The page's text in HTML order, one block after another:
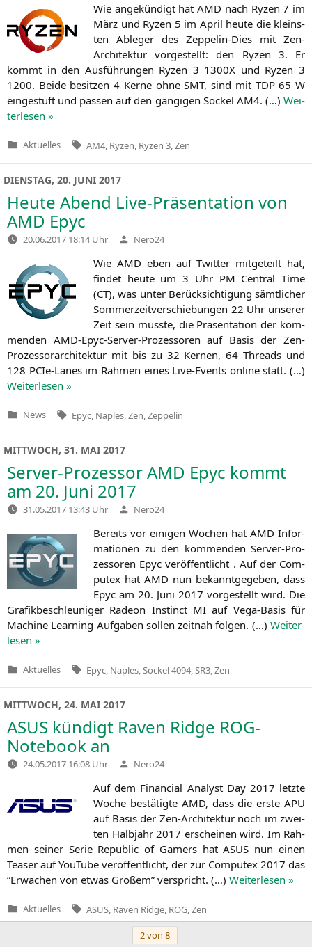
Wie ange­kün­digt hatAMD nach Ryzen 7 im
März und Ryzen 5 im April heu­te die kleins­
ten Able­ger des Zep­pe­lin-Dies mit Zen-
Archi­tek­tur vor­ge­stellt: den Ryzen 3. Er
kommt in den Aus­füh­run­gen Ryzen 3 1300X und Ryzen 3
1200. Bei­de besit­zen 4 Ker­ne ohneSMT, sind mit TDP65 W
ein­ge­stuft und pas­sen auf den gän­gi­gen Sockel AM4. (…)Wei­
ter­le­sen »
Veröffentlicht
Aktuelles Tags:
AM4 Ryzen Ryzen 3 Zen
DIENSTAG, 20. JUNI 2017
Heute Abend Live-Präsentation von
AMD Epyc
20.06.2017 18:14 Uhr Verfasst
von
Nero24
Wie AMD eben auf Twit­ter mit­ge­teilt hat,
fin­det heu­te um 3 Uhr PM Cen­tral Time
(CT), was unter Berück­sich­ti­gung sämt­li­cher
Som­mer­zeit­ver­schie­bun­gen 22 Uhr unse­rer
Zeit sein müss­te, die Prä­sen­ta­ti­on der kom­
men­den AMD-Epyc-Ser­ver-Pro­zes­so­ren auf Basis der Zen-
Pro­zes­sor­ar­chi­tek­tur mit bis zu 32 Ker­nen, 64 Threads und
128 PCIe-Lanes im Rah­men eines Live-Events online statt. (…)
Wei­ter­le­sen »
Veröffentlicht
News Tags:
Epyc Naples Zen Zeppelin
MITTWOCH, 31. MAI 2017
Server-ProzessorAMD Epyc kommt
am 20. Juni 2017
31.05.2017 13:43 Uhr Verfasst
von
Nero24
Bereits vor eini­gen Wochen hat AMD Infor­
ma­tio­nen zu den kom­men­den Ser­ver-Pro­
zes­so­ren Epyc ver­öf­fent­licht . Auf der Com­
putex hat AMD nun bekannt­ge­ge­ben, dass
Epyc am 20. Juni 2017 vor­ge­stellt wird. Die
Gra­fik­be­schleu­ni­ger Rade­on Instinct MI auf Vega-Basis für
Machi­ne Lear­ning Auf­ga­ben sol­len zeit­nah fol­gen. (…) Wei­ter­
le­sen »
Veröffentlicht
Aktuelles Tags:
Epyc Naples Sockel 4094 SR3 Zen
MITTWOCH, 24. MAI 2017
ASUS kündigt Raven Ridge ROG-
Notebook an
24.05.2017 16:08 Uhr Verfasst
von
Nero24
Auf dem Finan­cial Ana­lyst Day 2017 letz­te
Woche bestä­tig­te AMD, dass die ers­teAPU
auf Basis der Zen-Archi­tek­tur noch im zwei­
ten Halb­jahr 2017 erschei­nen wird. Im Rah­
men sei­ner Serie Repu­blic of Gamers hatASUS nun einen
Teaser auf You­Tube ver­öf­fent­licht, der zur Com­putex 2017 das
“Erwa­chen von etwas Gro­ßem” ver­spricht. (…) Wei­ter­le­sen »
Veröffentlicht
in
Aktuelles Tags:
ASUS Raven Ridge ROG Zen
Beitragsnavigation
2 von 8